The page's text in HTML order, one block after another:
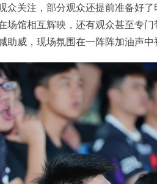
众关注，部分观众还提前准备好了
场馆相互辉映，还有观众甚至专
威，现场氛围在一阵阵加油声中